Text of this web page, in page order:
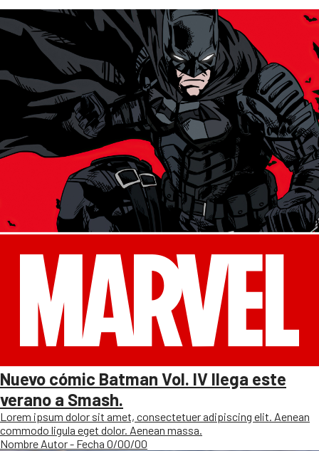
Nuevo cómic Batman Vol. IV llega este
verano a Smash.
Lorem ipsum dolor sit amet, consectetuer adipiscing elit. Aenean
commodo ligula eget dolor. Aenean massa.
Nombre Autor - Fecha 0/00/00